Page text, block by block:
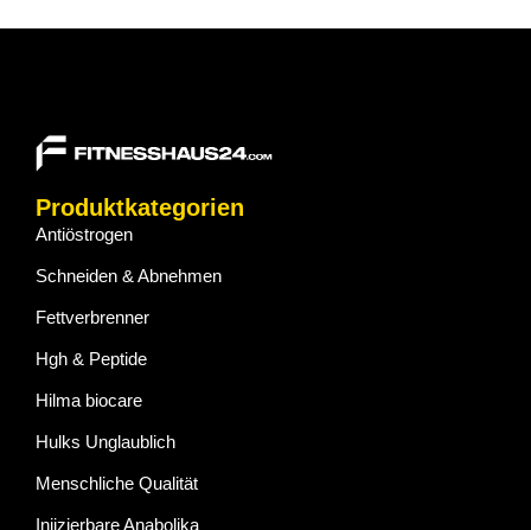
Produktkategorien
Antiöstrogen
Schneiden & Abnehmen
Fettverbrenner
Hgh & Peptide
Hilma biocare
Hulks Unglaublich
Menschliche Qualität
Injizierbare Anabolika